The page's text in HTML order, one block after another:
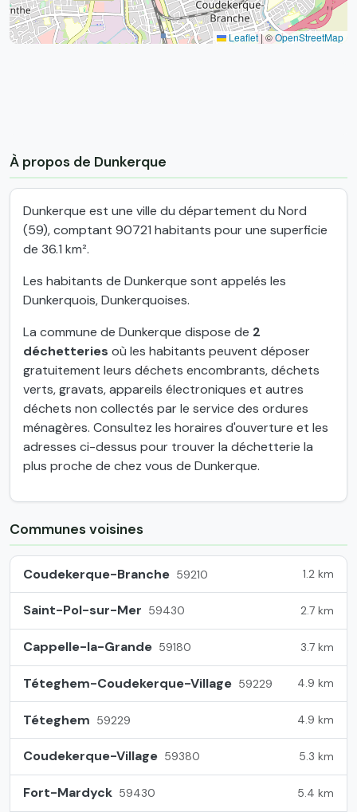
Leaflet|©OpenStreetMap
À propos de Dunkerque
Dunkerque est une ville du département du Nord
(59), comptant 90721 habitants pour une superficie
de 36.1 km².
Les habitants de Dunkerque sont appelés les
Dunkerquois, Dunkerquoises.
La commune de Dunkerque dispose de 2
déchetteries où les habitants peuvent déposer
gratuitement leurs déchets encombrants, déchets
verts, gravats, appareils électroniques et autres
déchets non collectés par le service des ordures
ménagères. Consultez les horaires d'ouverture et les
adresses ci-dessus pour trouver la déchetterie la
plus proche de chez vous de Dunkerque.
Communes voisines
Coudekerque-Branche 59210 1.2 km
Saint-Pol-sur-Mer 59430 2.7 km
Cappelle-la-Grande 59180 3.7 km
Téteghem-Coudekerque-Village 59229 4.9 km
Téteghem 59229 4.9 km
Coudekerque-Village 59380 5.3 km
Fort-Mardyck 59430 5.4 km